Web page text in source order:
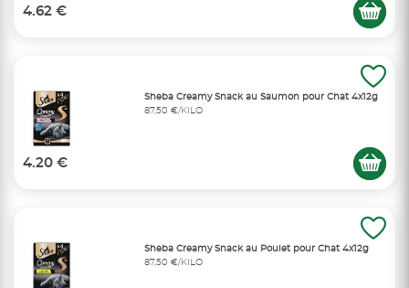
4.62 €
Sheba Creamy Snack au Saumon pour Chat 4x12g
87,50 €/KILO
4.20 €
Sheba Creamy Snack au Poulet pour Chat 4x12g
87,50 €/KILO